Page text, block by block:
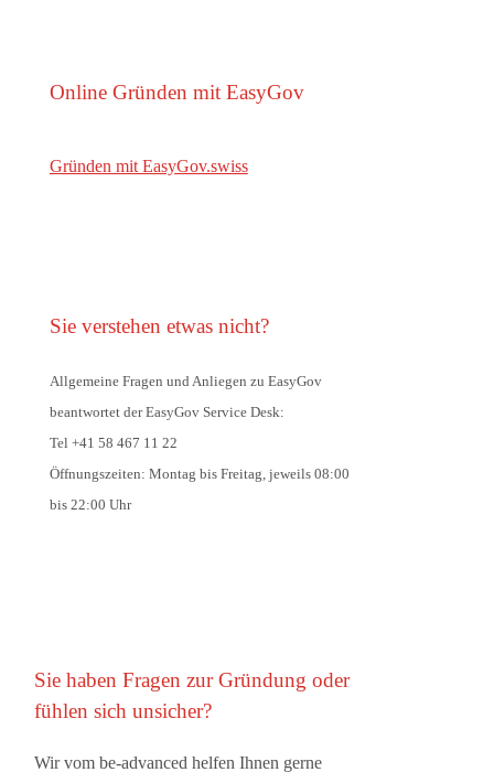
Online Gründen mit EasyGov
Gründen mit EasyGov.swiss
Sie verstehen etwas nicht?
Allgemeine Fragen und Anliegen zu EasyGov
beantwortet der EasyGov Service Desk:
Tel +41 58 467 11 22
Öffnungszeiten: Montag bis Freitag, jeweils 08:00
bis 22:00 Uhr
Sie haben Fragen zur Gründung oder
fühlen sich unsicher?
Wir vom be-advanced helfen Ihnen gerne